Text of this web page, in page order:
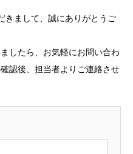
きまして、誠にありがとうご
したら、お気軽にお問い合わ
認後、担当者よりご連絡させ